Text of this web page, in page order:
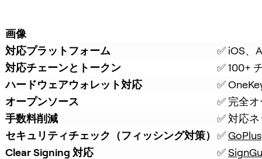
画像
対応プラットフォーム
✅ iOS、
対応チェーンとトークン
✅ 100+
ハードウェアウォレット対応
✅
オープンソース
✅ 完全
手数料削減
✅ 対応
セキュリティチェック（フィッシング対策） ✅ GoPlus
Clear Signing 対応
✅